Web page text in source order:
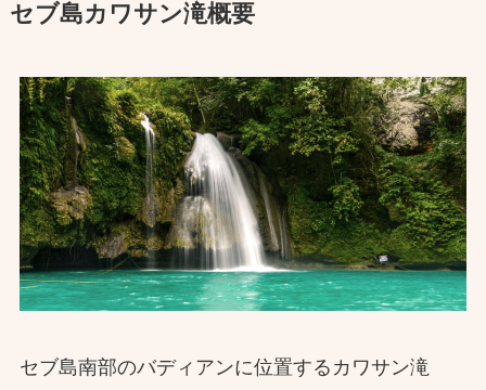
セブ島カワサン滝概要
セブ島南部のバディアンに位置するカワサン滝